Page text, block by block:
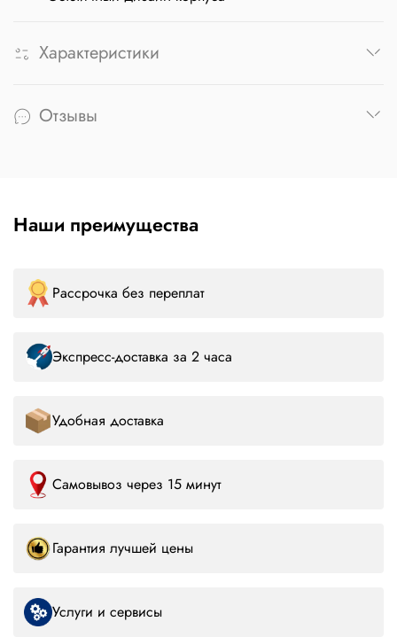
Характеристики
Отзывы
Наши преимущества
Рассрочка без переплат
Экспресс-доставка за 2 часа
Удобная доставка
Самовывоз через 15 минут
Гарантия лучшей цены
Услуги и сервисы